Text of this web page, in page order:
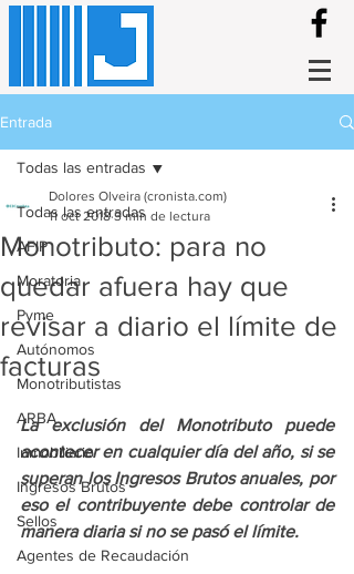
Entrada
Todas las entradas
AFIP
Moratoria
Pyme
Autónomos
Monotributistas
ARBA
Inmobiliario
Ingresos Brutos
Sellos
Agentes de Recaudación
Todas las entradas
Monotributo: para no
quedar afuera hay que
revisar a diario el límite de
facturas
Dolores Olveira (cronista.com)
11 oct 2018 3 min de lectura
La exclusión del Monotributo puede
acontecer en cualquier día del año, si se
superan los Ingresos Brutos anuales, por
eso el contribuyente debe controlar de
manera diaria si no se pasó el límite.